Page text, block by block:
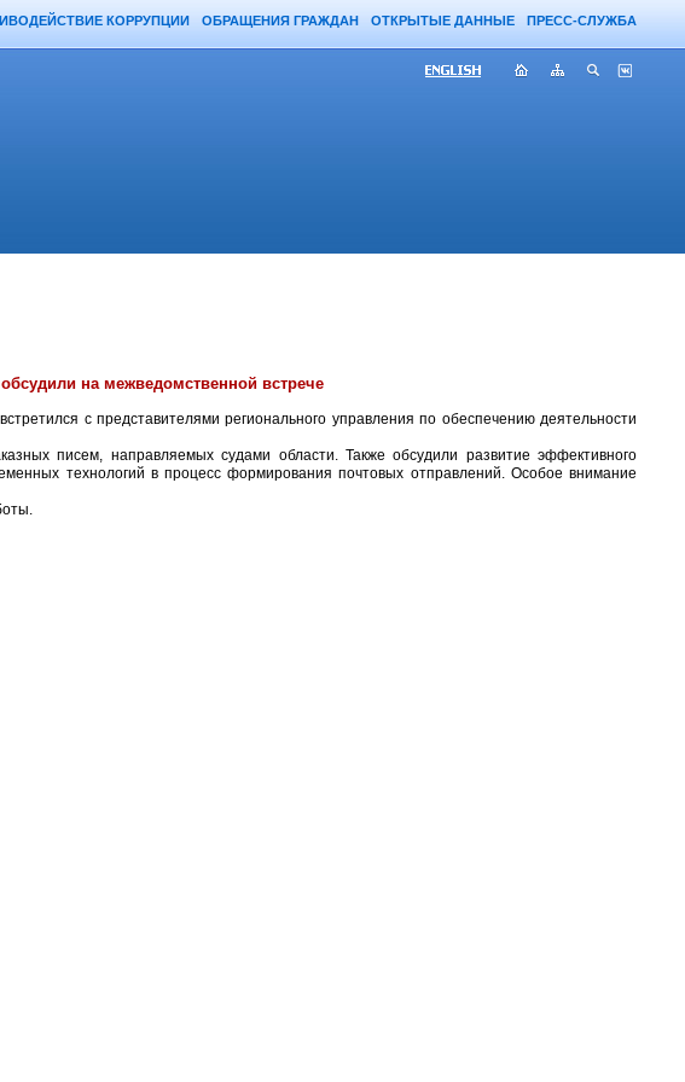
КОРРУПЦИИ ОБРАЩЕНИЯ ГРАЖДАН ОТКРЫТЫЕ ДАННЫЕ ПРЕСС-СЛУЖБА
на межведомственной встрече
с представителями регионального управления по обеспечению деятельности
писем, направляемых судами области. Также обсудили развитие эффективного
технологий в процесс формирования почтовых отправлений. Особое внимание